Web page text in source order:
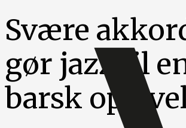
Svære
gør jazz til
barsk